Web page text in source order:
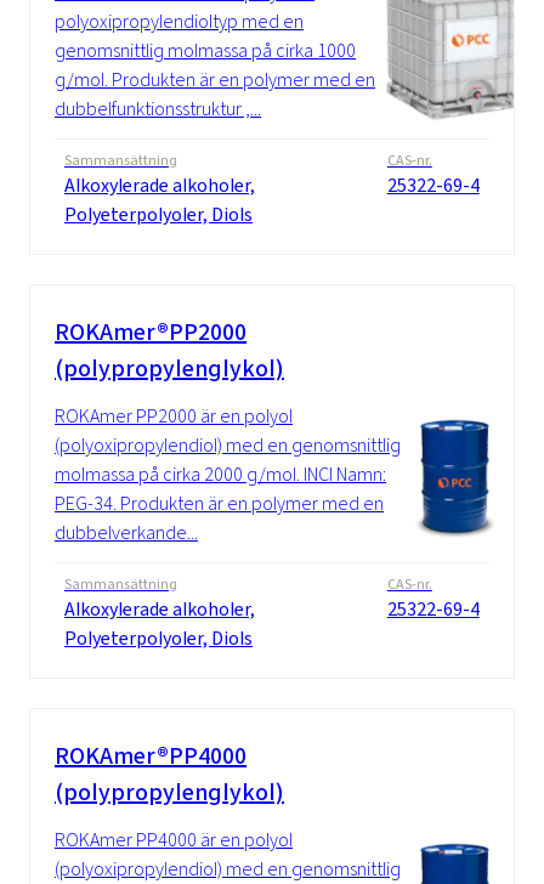
polyoxipropylendioltyp med en
genomsnittlig molmassa på cirka 1000
g/mol. Produkten är en polymer med en
dubbelfunktionsstruktur ,...
Sammansättning
Alkoxylerade alkoholer,
Polyeterpolyoler, Diols
CAS-nr.
25322-69-4
ROKAmer®PP2000
(polypropylenglykol)
ROKAmer PP2000 är en polyol
(polyoxipropylendiol) med en genomsnittlig
molmassa på cirka 2000 g/mol. INCI Namn:
PEG-34. Produkten är en polymer med en
dubbelverkande...
Sammansättning
Alkoxylerade alkoholer,
Polyeterpolyoler, Diols
CAS-nr.
25322-69-4
ROKAmer®PP4000
(polypropylenglykol)
ROKAmer PP4000 är en polyol
(polyoxipropylendiol) med en genomsnittlig